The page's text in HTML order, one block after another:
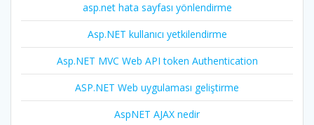
asp.net hata sayfası yönlendirme
Asp.NET kullanıcı yetkilendirme
Asp.NET MVC Web API token Authentication
ASP.NET Web uygulaması geliştirme
AspNET AJAX nedir